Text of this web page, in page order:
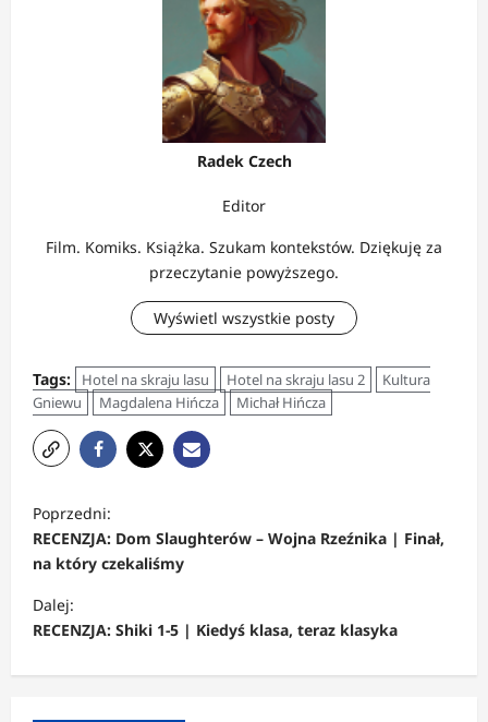
Radek Czech
Editor
Film. Komiks. Książka. Szukam kontekstów. Dziękuję za
przeczytanie powyższego.
Wyświetl wszystkie posty
Tags: Hotel na skraju lasu Hotel na skraju lasu 2
Kultura
Gniewu
Magdalena Hińcza Michał Hińcza
o
b
a
c
z
Poprzedni:
RECENZJA: Dom Slaughterów – Wojna Rzeźnika | Finał,
na który czekaliśmy
Dalej:
RECENZJA: Shiki 1-5 | Kiedyś klasa, teraz klasyka